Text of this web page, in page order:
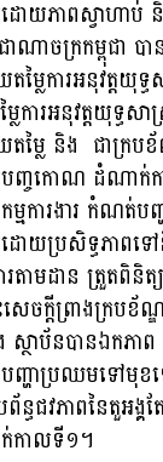
ោយភាពស្វាហាប់
ជាណាចក្រកម្ពុជា
តម្លៃការអនុវត្
លៃការអនុវត្តយុទ្
តម្លៃ និង ជាក្រ
ញ្ចកោណ ដំណាក់កា
ម្មការងារ កំណ
ោយប្រសិទ្ធភាពទៅ
រតាមដាន ត្រួតពិនិ
េចក្ដីព្រាងក្របខ័ណ្
ស្ថាប័នបានឯកភា
ហាប្រឈមទៅមុខទ
ព័ន្ធជវភាពនៃតួអ
កាលទី១។